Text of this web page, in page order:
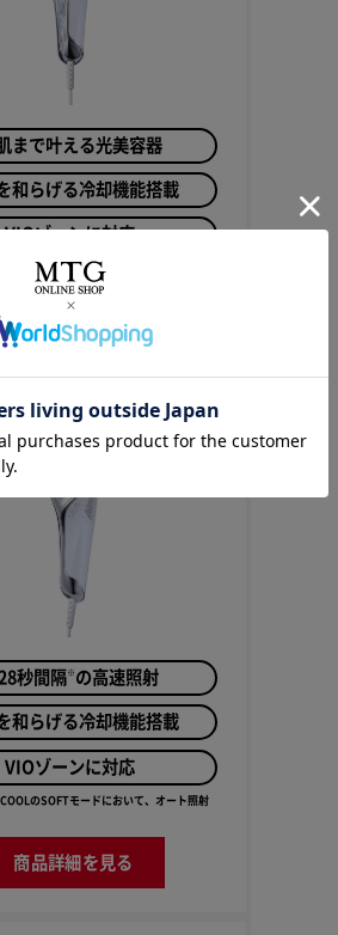
まで叶える光美容器
和らげる冷却機能搭載
VIOゾーンに対応
商品詳細を見る
EPI GO COOL
ゴー クール
秒間隔※ の高速照射
和らげる冷却機能搭載
VIOゾーンに対応
のSOFTモードにおいて、オート照射
商品詳細を見る